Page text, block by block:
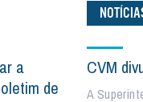
a
de
CVM
A